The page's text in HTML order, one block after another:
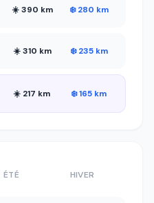
☀️ 390 km ❄️ 280 km
☀️ 310 km ❄️ 235 km
☀️ 217 km ❄️ 165 km
ÉTÉ HIVER